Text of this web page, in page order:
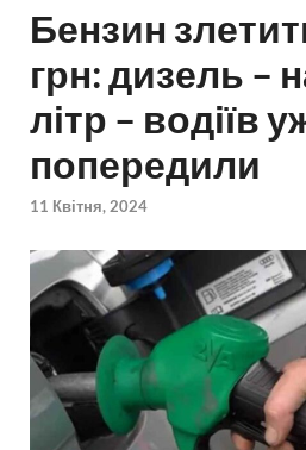
Бензин
грн: дизель –
літр – водіїв
попередили
11 Квітня, 2024